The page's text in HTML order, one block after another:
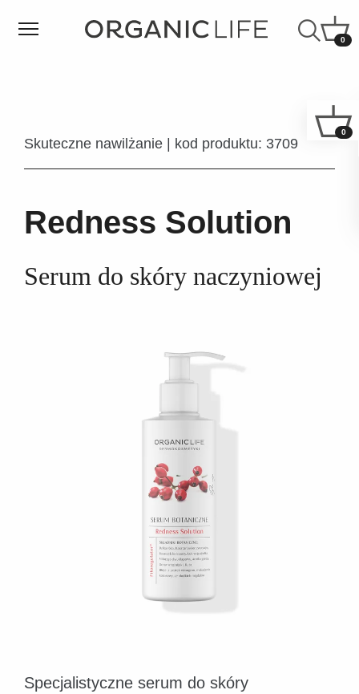
0
0
Skuteczne nawilżanie | kod produktu: 3709
Redness Solution
Serum do skóry naczyniowej
Specjalistyczne serum do skóry